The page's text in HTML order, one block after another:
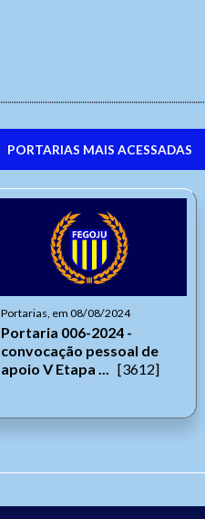
PORTARIAS MAIS ACESSADAS
Portarias, em 08/08/2024
Portaria 006-2024 -
convocação pessoal de
apoio V Etapa ... [3612]